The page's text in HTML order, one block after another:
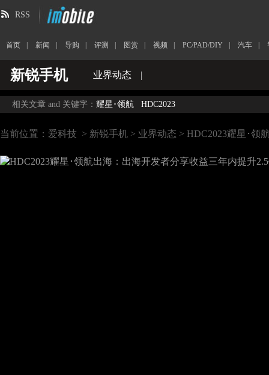
RSS
首页 新闻 导购 评测 图赏 视频 PC/PAD/DIY 汽车
新锐手机 业界动态 |
相关文章 and 关键字： 耀星･领航 HDC2023
当前位置： 爱科技 > 新锐手机 > 业界动态 > HDC2023耀星･领